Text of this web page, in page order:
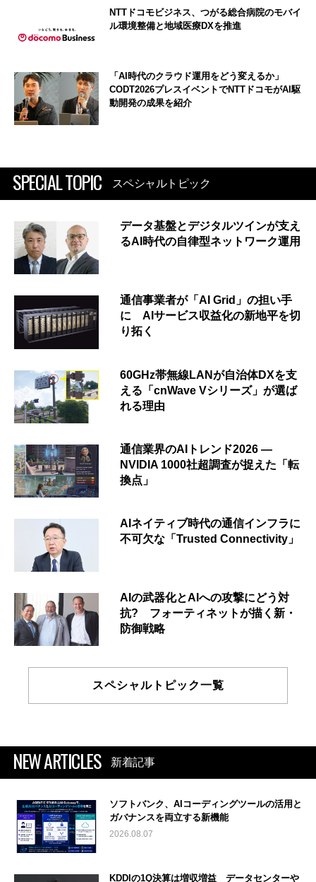
NTTドコモビジネス、つがる総合病院のモバイ
ル環境整備と地域医療DXを推進
「AI時代のクラウド運用をどう変えるか」
CODT2026プレスイベントでNTTドコモがAI駆
動開発の成果を紹介
SPECIAL TOPIC スペシャルトピック
データ基盤とデジタルツインが支え
るAI時代の自律型ネットワーク運用
通信事業者が「AI Grid」の担い手
に AIサービス収益化の新地平を切
り拓く
60GHz帯無線LANが自治体DXを支
える「cnWave Vシリーズ」が選ば
れる理由
通信業界のAIトレンド2026 ―
NVIDIA 1000社超調査が捉えた「転
換点」
AIネイティブ時代の通信インフラに
不可欠な「Trusted Connectivity」
AIの武器化とAIへの攻撃にどう対
抗? フォーティネットが描く新・
防御戦略
スペシャルトピック一覧
NEW ARTICLES 新着記事
ソフトバンク、AIコーディングツールの活用と
ガバナンスを両立する新機能
2026.08.07
KDDIの1Q決算は増収増益 データセンターや